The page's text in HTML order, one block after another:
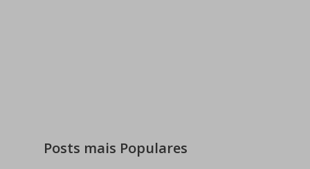
Posts mais Populares